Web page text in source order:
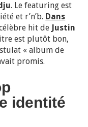
. Le featuring est
et r’n’b. Dans
hit de Justin
est plutôt bon,
« album de
promis.
identité